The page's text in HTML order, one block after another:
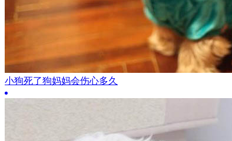
小狗死了狗妈妈会伤心多久